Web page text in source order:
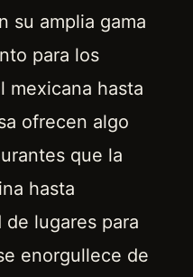
su amplia gama
para los
mexicana hasta
ofrecen algo
que la
hasta
lugares para
enorgullece de